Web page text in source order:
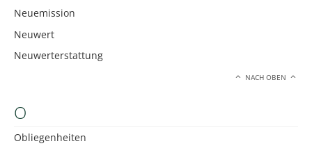
Neuemission
Neuwert
Neuwerterstattung
NACH OBEN
O
Obliegenheiten